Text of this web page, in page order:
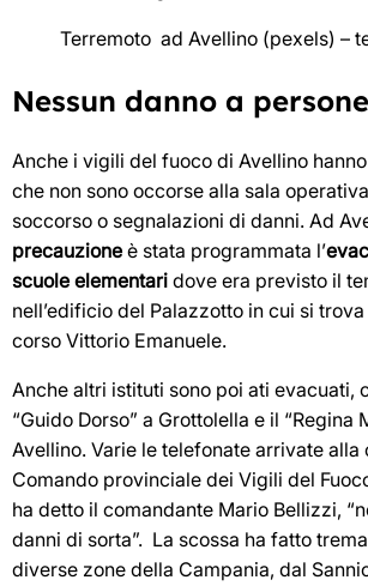
Terremoto ad Avellino (pexels) –
Nessun danno a
Anche i vigili del fuoco di Avellino
che non sono occorse alla sala
soccorso o segnalazioni di danni. Ad
precauzione è stata programmata l’
scuole elementari dove era previsto il
nell’edificio del Palazzotto in cui si
corso Vittorio Emanuele.
Anche altri istituti sono poi ati evacuati,
“Guido Dorso” a Grottolella e il “Regina
Avellino. Varie le telefonate arrivate alla
Comando provinciale dei Vigili del
ha detto il comandante Mario Bellizzi,
danni di sorta”. La scossa ha fatto
diverse zone della Campania, dal